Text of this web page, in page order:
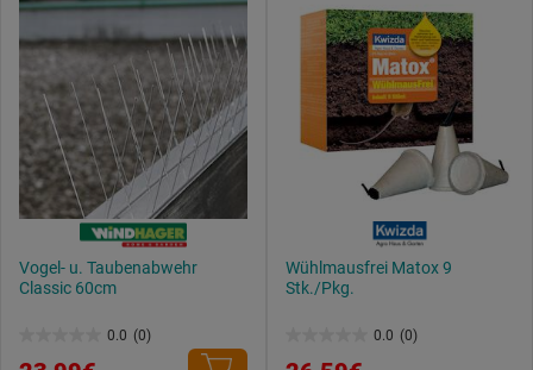
Vogel- u. Taubenabwehr
Classic 60cm
0.0 (0)
Wühlmausfrei Matox 9
Stk./Pkg.
0.0 (0)